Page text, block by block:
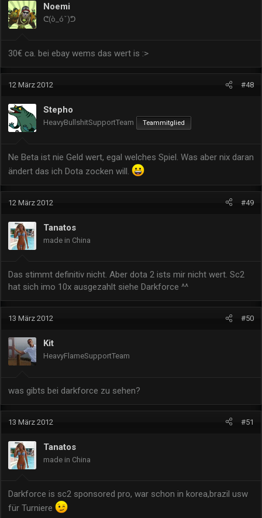
Noemi
ᕦ(ò_óˇ)ᕤ
30€ ca. bei ebay wems das wert is :>
12 März 2012 #48
Stepho
HeavyBullshitSupportTeam Teammitglied
Ne Beta ist nie Geld wert, egal welches Spiel. Was aber nix daran
ändert das ich Dota zocken will.
12 März 2012 #49
Tanatos
made in China
Das stimmt definitiv nicht. Aber dota 2 ists mir nicht wert. Sc2
hat sich imo 10x ausgezahlt siehe Darkforce ^^
13 März 2012 #50
Kit
HeavyFlameSupportTeam
was gibts bei darkforce zu sehen?
13 März 2012 #51
Tanatos
made in China
Darkforce is sc2 sponsored pro, war schon in korea,brazil usw
für Turniere